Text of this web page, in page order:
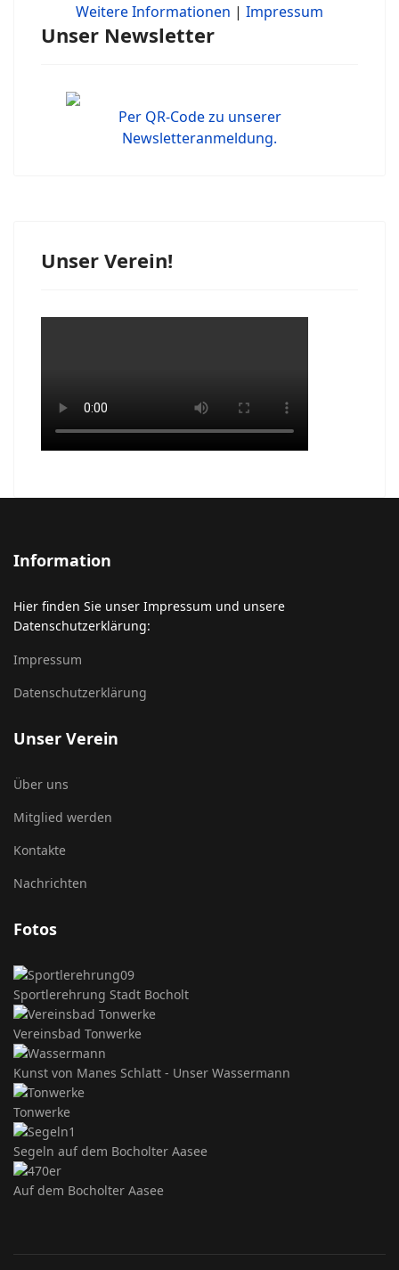
Unser Newsletter
Per QR-Code zu unserer
Newsletteranmeldung.
Unser Verein!
Information
Hier finden Sie unser Impressum und unsere
Datenschutzerklärung:
Impressum
Datenschutzerklärung
Unser Verein
Über uns
Mitglied werden
Kontakte
Nachrichten
Fotos
Sportlerehrung Stadt Bocholt
Vereinsbad Tonwerke
Kunst von Manes Schlatt - Unser Wassermann
Tonwerke
Segeln auf dem Bocholter Aasee
Auf dem Bocholter Aasee
Weitere Informationen | Impressum